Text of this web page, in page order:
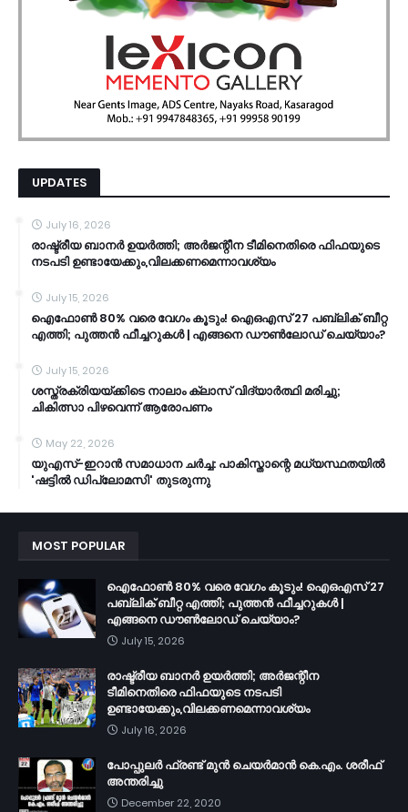
UPDATES
July 16, 2026
രാഷ്ട്രീയ ബാനർ ഉയർത്തി; അർജന്റീന ടീമിനെതിരെ ഫിഫയുടെ
നടപടി ഉണ്ടായേക്കും,വിലക്കണമെന്നാവശ്യം
July 15, 2026
ഐഫോൺ 80% വരെ വേഗം കൂടും! ഐഒഎസ് 27 പബ്ലിക് ബീറ്റ
എത്തി; പുത്തൻ ഫീച്ചറുകൾ | എങ്ങനെ ഡൗൺലോഡ് ചെയ്യാം?
July 15, 2026
ശസ്ത്രക്രിയയ്ക്കിടെ നാലാം ക്ലാസ് വിദ്യാർത്ഥി മരിച്ചു;
ചികിത്സാ പിഴവെന്ന് ആരോപണം
May 22, 2026
യുഎസ്-ഇറാൻ സമാധാന ചർച്ച: പാകിസ്താന്റെ മധ്യസ്ഥതയിൽ
'ഷട്ടിൽ ഡിപ്ലോമസി' തുടരുന്നു
MOST POPULAR
ഐഫോൺ 80% വരെ വേഗം കൂടും! ഐഒഎസ് 27
പബ്ലിക് ബീറ്റ എത്തി; പുത്തൻ ഫീച്ചറുകൾ |
എങ്ങനെ ഡൗൺലോഡ് ചെയ്യാം?
July 15, 2026
രാഷ്ട്രീയ ബാനർ ഉയർത്തി; അർജന്റീന
ടീമിനെതിരെ ഫിഫയുടെ നടപടി
ഉണ്ടായേക്കും,വിലക്കണമെന്നാവശ്യം
July 16, 2026
പോപ്പുലർ ഫ്രണ്ട്​ മുൻ ചെയർമാൻ കെ.എം. ശരീഫ്​
അന്തരിച്ചു
December 22, 2020